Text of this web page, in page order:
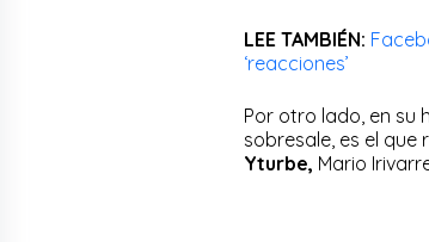
LEE TAMBIÉN:
‘reacciones’
Por otro lado, en su
sobresale, es el que
Yturbe, Mario